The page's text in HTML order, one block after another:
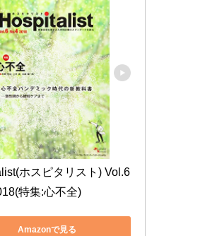
ホスピタリスト) Vol.6
特集:心不全)
Amazonで見る